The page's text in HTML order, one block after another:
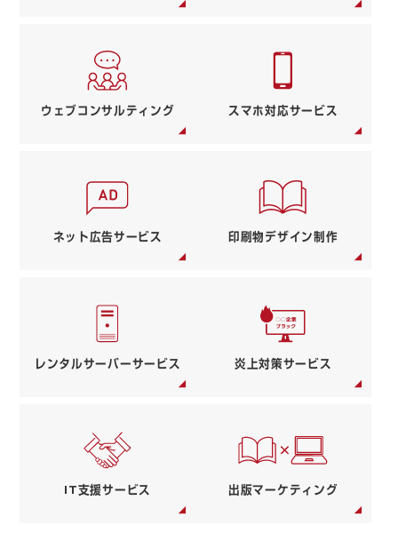
ウェブコンサルティング スマホ対応サービス
ネット広告サービス 印刷物デザイン制作
レンタルサーバーサービス 炎上対策サービス
IT支援サービス 出版マーケティング